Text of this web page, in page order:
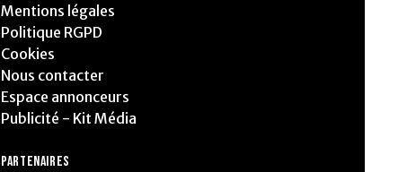
Mentions légales
Politique RGPD
Cookies
Nous contacter
Espace annonceurs
Publicité - Kit Média
PARTENAIRES